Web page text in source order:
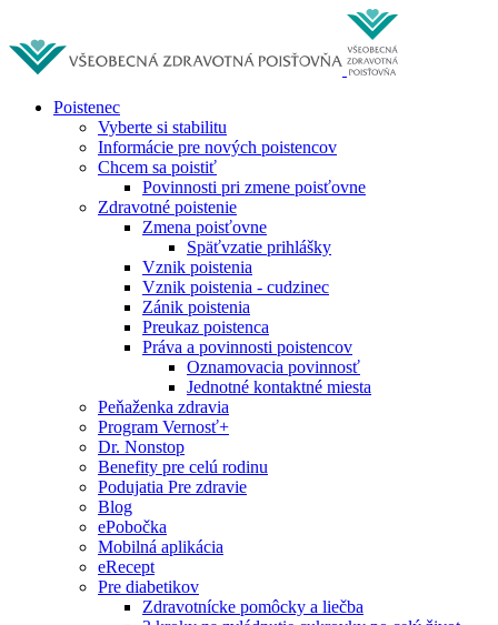
Poistenec
Vyberte si stabilitu
Informácie pre nových poistencov
Chcem sa poistiť
Povinnosti pri zmene poisťovne
Zdravotné poistenie
Zmena poisťovne
Späťvzatie prihlášky
Vznik poistenia
Vznik poistenia - cudzinec
Zánik poistenia
Preukaz poistenca
Práva a povinnosti poistencov
Oznamovacia povinnosť
Jednotné kontaktné miesta
Peňaženka zdravia
Program Vernosť+
Dr. Nonstop
Benefity pre celú rodinu
Podujatia Pre zdravie
Blog
ePobočka
Mobilná aplikácia
eRecept
Pre diabetikov
Zdravotnícke pomôcky a liečba